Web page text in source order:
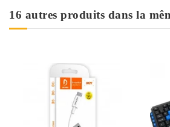
16 autres produits dans la